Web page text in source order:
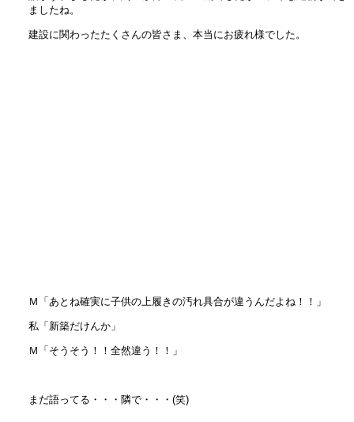
ましたね。
建設に関わったたくさんの皆さま、本当にお疲れ様でした。
Ｍ「あとね確実に子供の上履きの汚れ具合が違うんだよね！！」
私「新築だけんか」
Ｍ「そうそう！！全然違う！！」
まだ語ってる・・・隣で・・・(笑)